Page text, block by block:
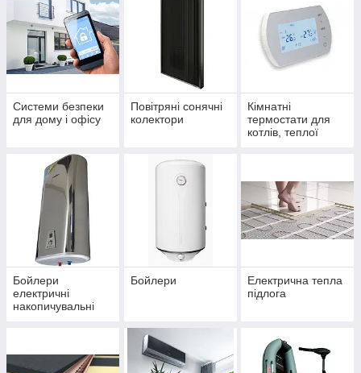
Системи безпеки
для дому і офісу
Повітряні сонячні
колектори
Кімнатні
термостати для
котлів, теплої
Бойлери
електричні
накопичувальні
Бойлери
Електрична тепла
підлога